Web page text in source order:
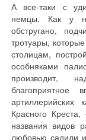
А все-таки с
немцы. Как у
обстругано,
тротуары,
столицам,
особняками
производит,
благоприятное
артиллерийских
Красного
названия видов
любовью садили